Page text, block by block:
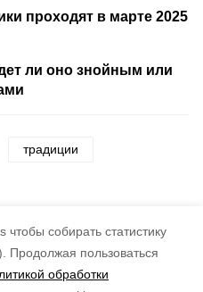
собирать статистику
Продолжая пользоваться
обработки
проходят в марте 2025
ли оно знойным или
традиции
весна